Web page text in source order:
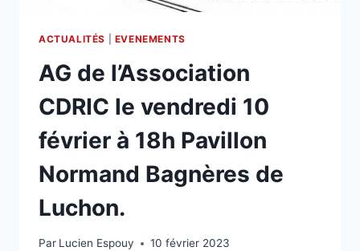
ACTUALITÉS EVENEMENTS
AG de l’Association
CDRIC le vendredi 10
février à 18h Pavillon
Normand Bagnères de
Luchon.
Par Lucien Espouy 10 février 2023